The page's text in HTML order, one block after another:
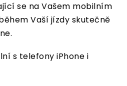
se na Vašem mobilním
Vaší jízdy skutečně
s telefony iPhone i